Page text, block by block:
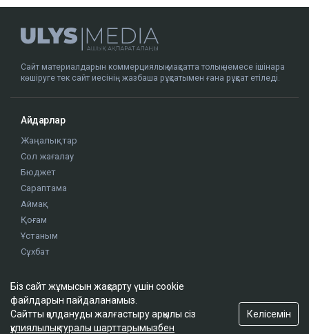
Сайт материалдарын коммерциялық мақсатта толық немесе ішінара
көшіруге тек сайт иесінің жазбаша рұқсатымен ғана рұқсат етіледі.
Айдарлар
Жаңалықтар
Сол жағалау
Бюджет
Сараптама
Аймақ
Қоғам
Ұстаным
Сұхбат
Редакция
Жоба туралы
Сайт ережелері
Біз сайт жұмысын жақсарту үшін cookie
файлдарын пайдаланамыз.
Сайтты қолдануды жалғастыру арқылы сіз
құпиялылық туралы шарттарымызбен
Келісемін